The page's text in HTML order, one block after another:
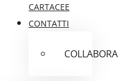
CARTACEE
CONTATTI
COLLABORA